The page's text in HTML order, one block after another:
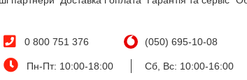
0 800 751 376 (050) 695-10-08
Пн-Пт: 10:00-18:00 Сб, Вс: 10:00-16:00